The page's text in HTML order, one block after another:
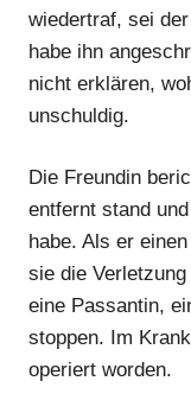
wiedertraf, sei
habe ihn
nicht erklären,
unschuldig.
Die Freundin
entfernt stand
habe. Als er
sie die
eine Passantin,
stoppen. Im
operiert worden.